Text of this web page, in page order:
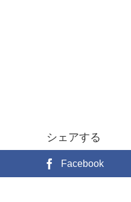
シェアする
Facebook